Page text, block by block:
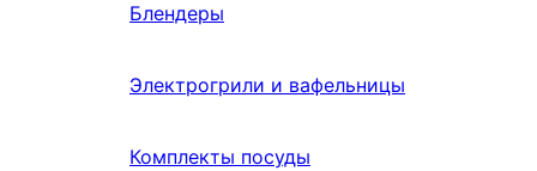
Блендеры
Электрогрили и вафельницы
Комплекты посуды